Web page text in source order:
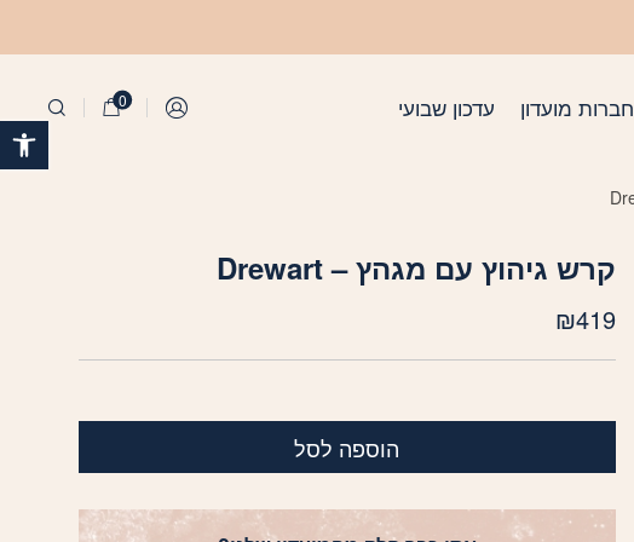
חברות מועדון עדכון שבועי 0
קרש גיהוץ עם מגהץ – Drewart
₪419
הוספה לסל